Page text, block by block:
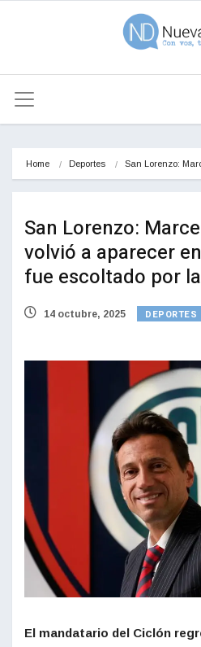
Home Deportes San Lorenzo:
San Lorenzo:
volvió a aparecer
fue escoltado por
14 octubre, 2025 DEPORTES
El mandatario del Ciclón